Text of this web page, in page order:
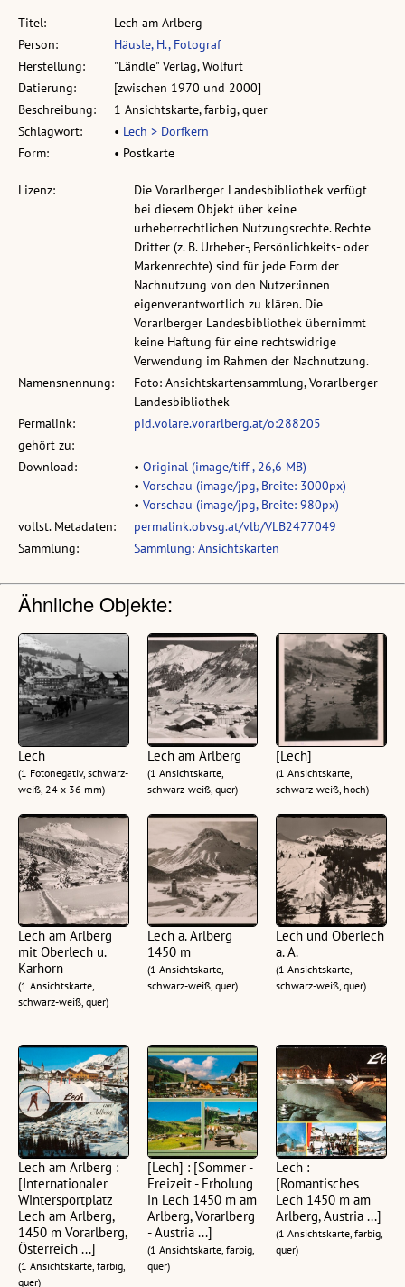
Titel:
Lech am Arlberg
Person:
Häusle, H., Fotograf
Herstellung:
"Ländle" Verlag, Wolfurt
Datierung:
[zwischen 1970 und 2000]
Beschreibung:
1 Ansichtskarte, farbig, quer
Schlagwort:
• Lech > Dorfkern
Form:
• Postkarte
Lizenz:
Die Vorarlberger Landesbibliothek verfügt
bei diesem Objekt über keine
urheberrechtlichen Nutzungsrechte. Rechte
Dritter (z. B. Urheber-, Persönlichkeits- oder
Markenrechte) sind für jede Form der
Nachnutzung von den Nutzer:innen
eigenverantwortlich zu klären. Die
Vorarlberger Landesbibliothek übernimmt
keine Haftung für eine rechtswidrige
Verwendung im Rahmen der Nachnutzung.
Namensnennung:
Foto: Ansichtskartensammlung, Vorarlberger
Landesbibliothek
Permalink:
pid.volare.vorarlberg.at/o:288205
gehört zu:
Download:
• Original (image/tiff , 26,6 MB)
• Vorschau (image/jpg, Breite: 3000px)
• Vorschau (image/jpg, Breite: 980px)
vollst. Metadaten:
permalink.obvsg.at/vlb/VLB2477049
Sammlung:
Sammlung: Ansichtskarten
Ähnliche Objekte:
Lech
(1 Fotonegativ, schwarz-
weiß, 24 x 36 mm)
Lech am Arlberg
(1 Ansichtskarte,
schwarz-weiß, quer)
[Lech]
(1 Ansichtskarte,
schwarz-weiß, hoch)
Lech am Arlberg
mit Oberlech u.
Karhorn
(1 Ansichtskarte,
schwarz-weiß, quer)
Lech a. Arlberg
1450 m
(1 Ansichtskarte,
schwarz-weiß, quer)
Lech und Oberlech
a. A.
(1 Ansichtskarte,
schwarz-weiß, quer)
Lech am Arlberg :
[Internationaler
Wintersportplatz
Lech am Arlberg,
1450 m Vorarlberg,
Österreich ...]
(1 Ansichtskarte, farbig,
quer)
[Lech] : [Sommer -
Freizeit - Erholung
in Lech 1450 m am
Arlberg, Vorarlberg
- Austria ...]
(1 Ansichtskarte, farbig,
quer)
Lech :
[Romantisches
Lech 1450 m am
Arlberg, Austria ...]
(1 Ansichtskarte, farbig,
quer)